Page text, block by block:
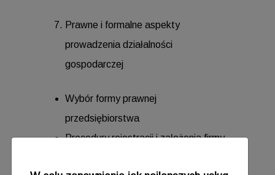
Prawne i formalne aspekty
prowadzenia działalności
gospodarczej
Wybór formy prawnej
przedsiębiorstwa
Procedury rejestracji i założenia firmy